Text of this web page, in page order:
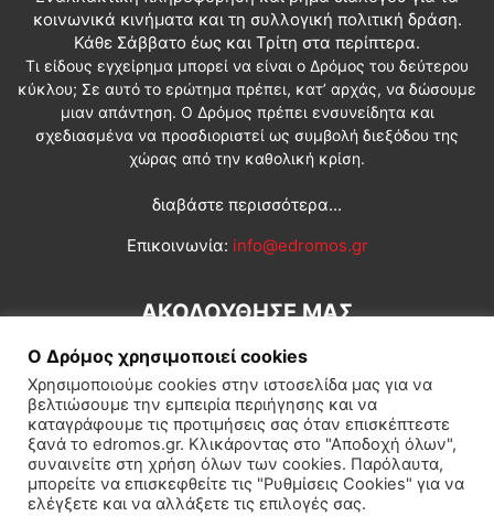
κοινωνικά κινήματα και τη συλλογική πολιτική δράση.
Κάθε Σάββατο έως και Τρίτη στα περίπτερα.
Τι είδους εγχείρημα μπορεί να είναι ο Δρόμος του δεύτερου
κύκλου; Σε αυτό το ερώτημα πρέπει, κατ’ αρχάς, να δώσουμε
μιαν απάντηση. Ο Δρόμος πρέπει ενσυνείδητα και
σχεδιασμένα να προσδιοριστεί ως συμβολή διεξόδου της
χώρας από την καθολική κρίση.
διαβάστε περισσότερα...
Επικοινωνία: info@edromos.gr
ΑΚΟΛΟΥΘΗΣΕ ΜΑΣ
Εγγραφή συνδρομητή Πολιτική Διεθνή Κοινωνία
Πολιτισμός Αφιερώματα
Ο Δρόμος χρησιμοποιεί cookies
Χρησιμοποιούμε cookies στην ιστοσελίδα μας για να
βελτιώσουμε την εμπειρία περιήγησης και να
καταγράφουμε τις προτιμήσεις σας όταν επισκέπτεστε
ξανά το edromos.gr. Κλικάροντας στο "Αποδοχή όλων",
συναινείτε στη χρήση όλων των cookies. Παρόλαυτα,
μπορείτε να επισκεφθείτε τις "Ρυθμίσεις Cookies" για να
ελέγξετε και να αλλάξετε τις επιλογές σας.